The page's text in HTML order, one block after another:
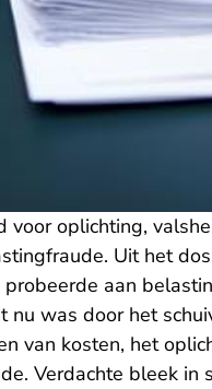
oplichting,
Uit het
aan
was door het
van kosten, het
Verdachte bleek in